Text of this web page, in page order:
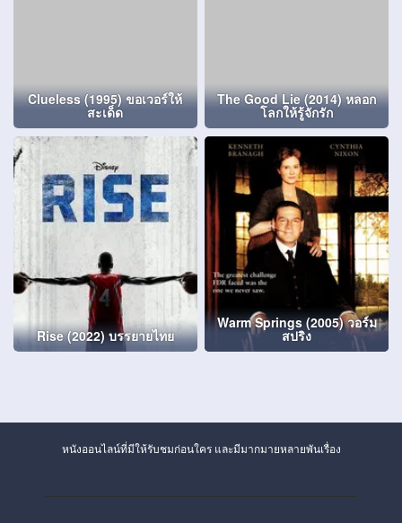
Clueless (1995) ขอเวอร์ให้
สะเด็ด
The Good Lie (2014) หลอก
โลกให้รู้จักรัก
Rise (2022) บรรยายไทย
Warm Springs (2005) วอร์ม
สปริง
หนังออนไลน์ที่มีให้รับชมก่อนใคร และมีมากมายหลายพันเรื่อง